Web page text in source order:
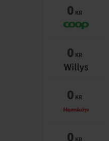
0 KR
0 KR
0 KR
0 KR